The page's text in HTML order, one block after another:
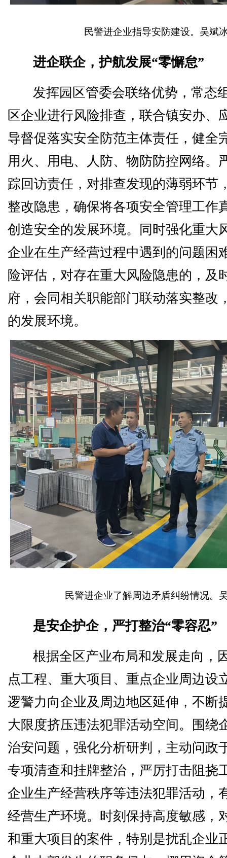
民警进企业指导安防建设。吴斌
进企联企，护航发展“零懈怠”
发挥园区管委会联络优势，常态
区企业进行风险排查，联合镇安办、
导督促落实安全防范主体责任，健全
用火、用电、人防、物防防控网络。
踪回访责任，对排查发现的薄弱环节
整改隐患，确保将各项安全管理工作
创造安全的发展环境。同时强化重大
企业在生产经营过程中遇到的问题困
险评估，对存在重大风险隐患的，及
府，会同相关职能部门联动落实整改
的发展环境。
民警进企业了解周边矛盾纠纷情况。
是安企护企，严打整治“零容忍”
根据全区产业布局和发展走向，
点工程、重大项目、重点企业周边设
逻警力向企业及周边地区延伸，不断
大限度挤压违法犯罪活动空间。围绕
治安问题，强化分析研判，主动问政
专项清查和挂牌整治，严厉打击阻挠
企业生产经营秩序等违法犯罪活动，
经营生产环境。时刻保持高度敏感，
和重大项目的案件，特别是扰乱企业